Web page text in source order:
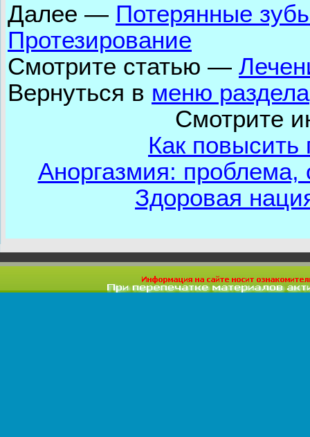
Далее — Потерянные
Протезирование
Смотрите статью —
Вернуться в меню раздела
Смотрите
Как
Аноргазмия: проблема,
Здоровая